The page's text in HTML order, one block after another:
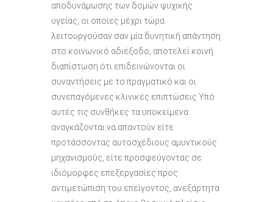
αποδυνάμωσης των δομών ψυχικής
υγείας, οι οποίες μέχρι τώρα
λειτουργούσαν σαν μία δυνητική απάντηση
στο κοινωνικό αδιέξοδο, αποτελεί κοινή
διαπίστωση ότι επιδεινώνονται οι
συναντήσεις με το πραγματικό και οι
συνεπαγόμενες κλινικές επιπτώσεις Υπό
αυτές τις συνθήκες τα υποκείμενα
αναγκάζονται να απαντούν είτε
προτάσσοντας αυτοσχέδιους αμυντικούς
μηχανισμούς, είτε προσφεύγοντας σε
ιδιόμορφες επεξεργασίες προς
αντιμετώπιση του επείγοντος, ανεξάρτητα